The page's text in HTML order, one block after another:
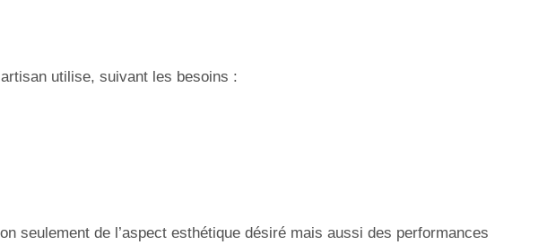
utilise, suivant les besoins :
seulement de l’aspect esthétique désiré mais aussi des performances